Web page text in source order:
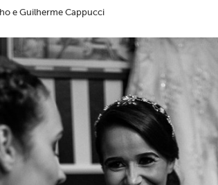
e Guilherme Cappucci